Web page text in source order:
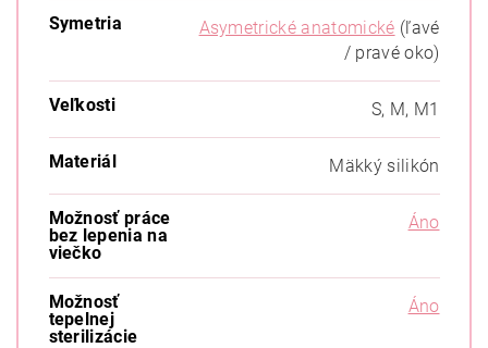
Symetria Asymetrické anatomické (ľavé
/ pravé oko)
Veľkosti S, M, M1
Materiál Mäkký silikón
Možnosť práce
bez lepenia na
viečko
Áno
Možnosť
tepelnej
sterilizácie
Áno